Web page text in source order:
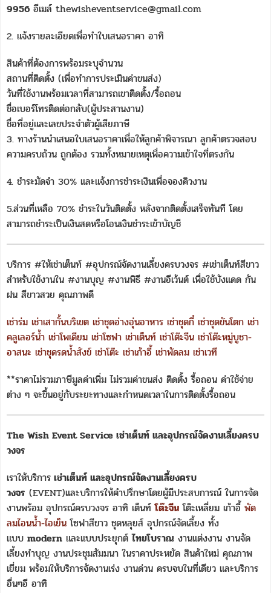
9956 อีเมล์ thewisheventservice@gmail.com
2. แจ้งรายละเอียดเพื่อทำใบเสนอราคา อาทิ
สินค้าที่ต้องการพร้อมระบุจำนวน
สถานที่ติดตั้ง (เพื่อทำการประเมินค่าขนส่ง)
วันที่ใช้งานพร้อมเวลาที่สามารถเขาติดตั้ง/รื้อถอน
ชื่อเบอร์โทรติดต่อกลับ(ผู้ประสานงาน)
ชื่อที่อยู่และเลขประจำตัวผู้เสียภาษี
3. ทางร้านนำเสนอใบเสนอราคาเพื่อให้ลูกค้าพิจารณา ลูกค้าตรวจสอบ
ความครบถ้วน ถูกต้อง รวมทั้งหมายเหตุเพื่อความเข้าใจที่ตรงกัน
4. ชำระมัดจำ 30% และแจ้งการชำระเงินเพื่อจองคิวงาน
5.ส่วนที่เหลือ 70% ชำระในวันติดตั้ง หลังจากติดตั้งเสร็จทันที โดย
สามารถชำระเป็นเงินสดหรือโอนเงินชำระเข้าบัญชี
บริการ #ให้เช่าเต็นท์ #อุปกรณ์จัดงานเลี้ยงครบวงจร #เช่าเต็นท์สีขาว
สำหรับใช้งานใน #งานบุญ #งานพิธี #งานอีเว้นต์ เพื่อใช้บังแดด กัน
ฝน สีขาวสวย คุณภาพดี
เช่าร่ม เช่าเสากั้นบริเขต เช่าชุดอ่างอุ่นอาหาร เช่าชุดกี๋ เช่าชุดขันโตก เช่า
คลูเลอร์น้ำ เช่าโพเดียม เช่าโซฟา เช่าเต็นท์ เช่าโต๊ะจีน เช่าโต๊ะหมู่บูชา-
อาสนะ เช่าชุดรดน้ำสังข์ เช่าโต๊ะ เช่าเก้าอี้ เช่าพัดลม เช่าเวที
**ราคาไม่รวมภาษีมูลค่าเพิ่ม ไม่รวมค่าขนส่ง ติดตั้ง รื้อถอน ค่าใช้จ่าย
ต่าง ๆ จะขึ้นอยู่กับระยะทางและกำหนดเวลาในการติดตั้งรื้อถอน
The Wish Event Service เช่าเต็นท์ และอุปกรณ์จัดงานเลี้ยงครบ
วงจร
เราให้บริการ เช่าเต็นท์ และอุปกรณ์จัดงานเลี้ยงครบ
วงจร (EVENT)และบริการให้คำปรึกษาโดยผู้มีประสบการณ์ ในการจัด
งานพร้อม อุปกรณ์ครบวงจร อาทิ เต็นท์โต๊ะจีน โต๊ะเหลี่ยม เก้าอี้ พัด
ลมไอนน้ำ-ไอเย็น โซฟาสีขาว ชุดหลุยส์ อุปกรณ์จัดเลี้ยง ทั้ง
แบบ modern และแบบประยุกต์ไทยโบราณ งานแต่งงาน งานจัด
เลี้ยงทำบุญ งานประชุมสัมมนา ในราคาประหยัด สินค้าใหม่ คุณภาพ
เยี่ยม พร้อมให้บริการจัดงานเร่ง งานด่วน ครบจบในที่เดียว และบริการ
อื่นๆอี อาทิ